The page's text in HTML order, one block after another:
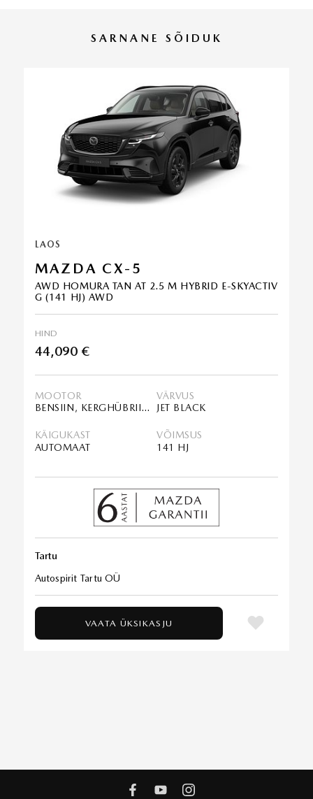
SARNANE SÕIDUK
LAOS
MAZDA CX-5
AWD HOMURA TAN AT 2.5 M HYBRID E-SKYACTIV
G (141 HJ) AWD
HIND
44,090 €
MOOTOR
BENSIIN, KERGHÜBRIID (MHEV)
VÄRVUS
JET BLACK
KÄIGUKAST
AUTOMAAT
VÕIMSUS
141 HJ
Tartu
Autospirit Tartu OÜ
VAATA ÜKSIKASJU